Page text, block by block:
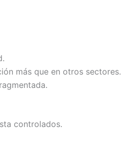
más que en otros sectores.
controlados.